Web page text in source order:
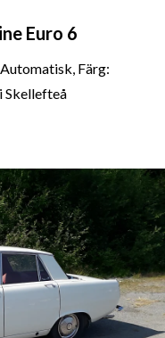
Euro 6
Färg:
Skellefteå